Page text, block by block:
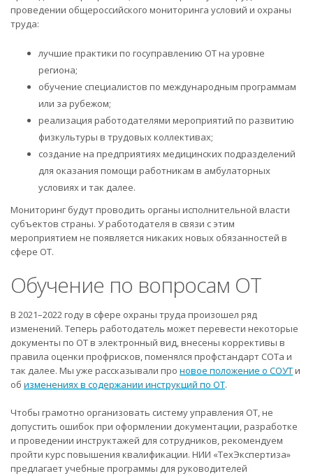
проведении общероссийского мониторинга условий и охраны
труда:
лучшие практики по госуправлению ОТ на уровне
региона;
обучение специалистов по международным программам
или за рубежом;
реализация работодателями мероприятий по развитию
физкультуры в трудовых коллективах;
создание на предприятиях медицинских подразделений
для оказания помощи работникам в амбулаторных
условиях и так далее.
Мониторинг будут проводить органы исполнительной власти
субъектов страны. У работодателя в связи с этим
мероприятием не появляется никаких новых обязанностей в
сфере ОТ.
Обучение по вопросам ОТ
В 2021–2022 году в сфере охраны труда произошел ряд
изменений. Теперь работодатель может перевести некоторые
документы по ОТ в электронный вид, внесены коррективы в
правила оценки профрисков, поменялся профстандарт СОТа и
так далее. Мы уже рассказывали про новое положение о СОУТи
об изменениях в содержании инструкций по ОТ.
Чтобы грамотно организовать систему управления ОТ, не
допустить ошибок при оформлении документации, разработке
и проведении инструктажей для сотрудников, рекомендуем
пройти курс повышения квалификации. НИИ «ТехЭкспертиза»
предлагает учебные программы для руководителей